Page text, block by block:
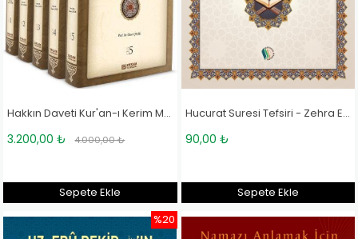
Hakkın Daveti Kur'an-ı Kerim Meali ve Tefsiri - Prof. Dr. Ömer Çelik
3.200,00 ₺ 4.000,00 ₺
Sepete Ekle
Hucurat Suresi Tefsiri - Zehra Eriş
90,00 ₺
Sepete Ekle
%20